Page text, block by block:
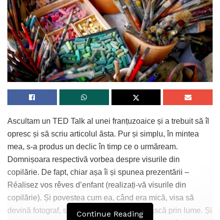
Ascultam un TED Talk al unei franțuzoaice și a trebuit să îl
opresc și să scriu articolul ăsta. Pur și simplu, în mintea
mea, s-a produs un declic în timp ce o urmăream.
Domnișoara respectivă vorbea despre visurile din
copilărie. De fapt, chiar așa îi și spunea prezentării –
Réalisez vos rêves d’enfant (realizați-vă visurile din
copilărie). Și povestea cum ea, când era mică, visa să
devină fotograf, scriitoare sau să călătorească prin lume. Și
Continue Reading